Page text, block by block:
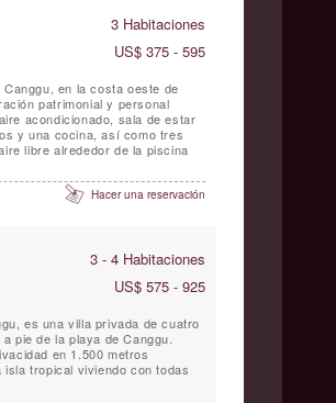
3 Habitaciones
US$ 375 - 595
en la costa oeste de
patrimonial y personal
acondicionado, sala de estar
y una cocina, así como tres
libre alrededor de la piscina
Hacer una reservación
3 - 4 Habitaciones
US$ 575 - 925
es una villa privada de cuatro
pie de la playa de Canggu.
en 1.500 metros
tropical viviendo con todas